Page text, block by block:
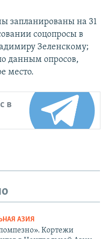
запланированы на 31
соцопросы в
Зеленскому;
данным опросов,
место.
в
АЗИЯ
Кортежи